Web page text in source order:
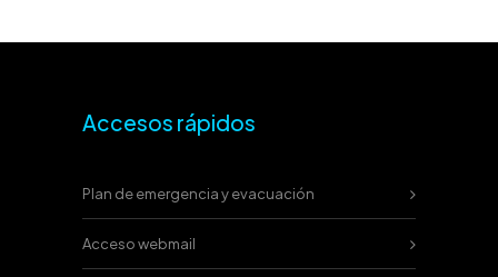
Accesos rápidos
Plan de emergencia y evacuación
Acceso webmail